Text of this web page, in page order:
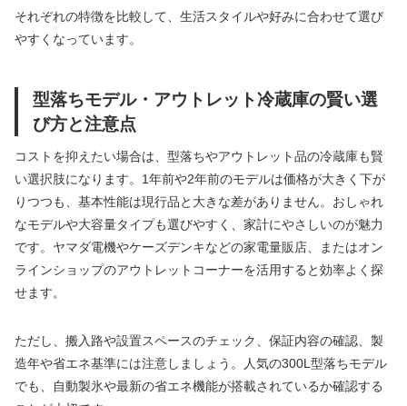
それぞれの特徴を比較して、生活スタイルや好みに合わせて選び
やすくなっています。
型落ちモデル・アウトレット冷蔵庫の賢い選
び方と注意点
コストを抑えたい場合は、型落ちやアウトレット品の冷蔵庫も賢
い選択肢になります。1年前や2年前のモデルは価格が大きく下が
りつつも、基本性能は現行品と大きな差がありません。おしゃれ
なモデルや大容量タイプも選びやすく、家計にやさしいのが魅力
です。ヤマダ電機やケーズデンキなどの家電量販店、またはオン
ラインショップのアウトレットコーナーを活用すると効率よく探
せます。
ただし、搬入路や設置スペースのチェック、保証内容の確認、製
造年や省エネ基準には注意しましょう。人気の300L型落ちモデル
でも、自動製氷や最新の省エネ機能が搭載されているか確認する